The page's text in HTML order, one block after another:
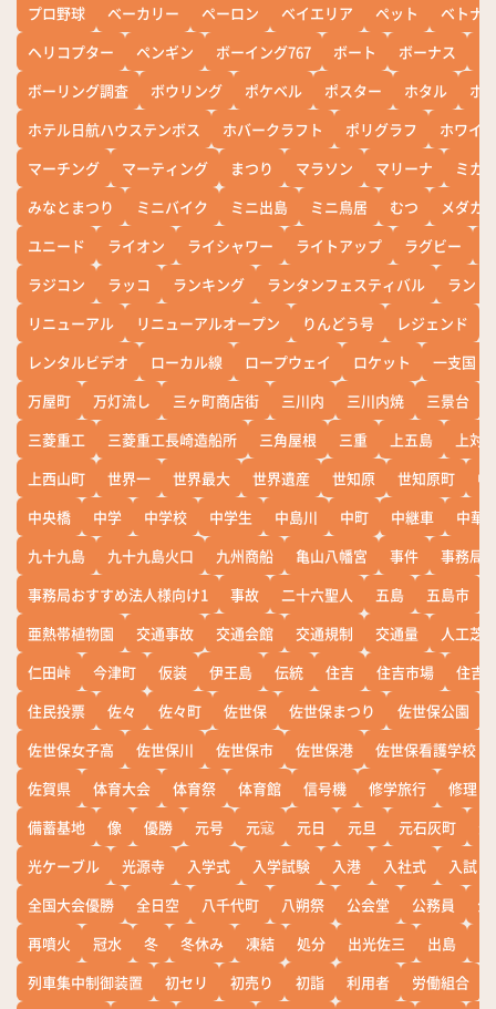
プロ野球 ベーカリー ペーロン ベイエリア ペット
ベトナ
ヘリコプター
ペンギン ボーイング767 ボート ボーナス
ボーリング調査
ボウリング ポケベル ポスター ホタル
ホ
ホテル日航ハウステンボス
ホバークラフト ポリグラフ
ホワイ
マーチング
マーティング まつり マラソン マリーナ
ミカ
みなとまつり
ミニバイク ミニ出島 ミニ鳥居 むつ
メダカ
ユニード
ライオン ライシャワー ライトアップ ラグビー
ラジコン
ラッコ ランキング ランタンフェスティバル
ランド
リニューアル
リニューアルオープン りんどう号 レジェンド
レンタルビデオ
ローカル線 ロープウェイ ロケット
一支国
万屋町
万灯流し 三ヶ町商店街 三川内 三川内焼 三景台
三菱重工
三菱重工長崎造船所 三角屋根 三重 上五島
上対
上西山町
世界一 世界最大 世界遺産 世知原 世知原町
中
中央橋
中学 中学校 中学生 中島川 中町 中継車
中華
九十九島
九十九島火口 九州商船 亀山八幡宮 事件
事務局
事務局おすすめ法人様向け1
事故 二十六聖人 五島 五島市
亜熱帯植物園
交通事故 交通会館 交通規制 交通量
人工芝
仁田峠
今津町 仮装 伊王島 伝統 住吉 住吉市場
住吉
住民投票
佐々 佐々町 佐世保 佐世保まつり 佐世保公園
佐世保女子高
佐世保川 佐世保市 佐世保港
佐世保看護学校
佐賀県
体育大会 体育祭 体育館 信号機 修学旅行
修理
備蓄基地
像 優勝 元号 元寇 元日 元旦 元石灰町
光ケーブル
光源寺 入学式 入学試験 入港 入社式
入試
全国大会優勝
全日空 八千代町 八朔祭 公会堂 公務員
公
再噴火
冠水 冬 冬休み 凍結 処分 出光佐三 出島
列車集中制御装置
初セリ 初売り 初詣 利用者 労働組合